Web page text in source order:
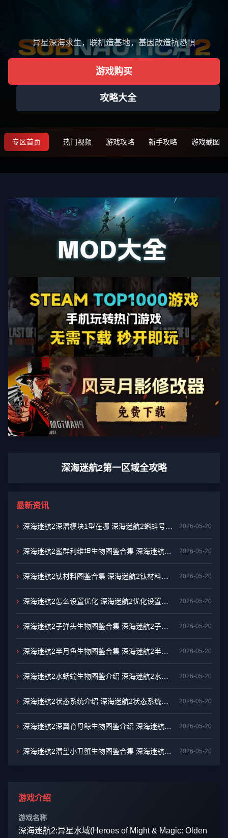
异星深海求生，联机造基地，基因改造抗恐惧
游戏购买
攻略大全
专区首页 热门视频 游戏攻略 新手攻略 游戏截图
深海迷航2第一区域全攻略
最新资讯
› 深海迷航2深潜模块1型在哪 深海迷航2蝌蚪号位
2026-05-20
› 深海迷航2鲨群利维坦生物图鉴合集 深海迷航2
2026-05-20
› 深海迷航2钛材料图鉴合集 深海迷航2钛材料图
2026-05-20
› 深海迷航2怎么设置优化 深海迷航2优化设置方
2026-05-20
› 深海迷航2子弹头生物图鉴合集 深海迷航2子弹
2026-05-20
› 深海迷航2半月鱼生物图鉴合集 深海迷航2半月
2026-05-20
› 深海迷航2水蛞蝓生物图鉴介绍 深海迷航2水蛞
2026-05-20
› 深海迷航2状态系统介绍 深海迷航2状态系统说
2026-05-20
› 深海迷航2深翼育母鲸生物图鉴介绍 深海迷航2
2026-05-20
› 深海迷航2潜望小丑蟹生物图鉴合集 深海迷航2
2026-05-20
游戏介绍
游戏名称
深海迷航2:异星水域(Heroes of Might & Magic: Olden